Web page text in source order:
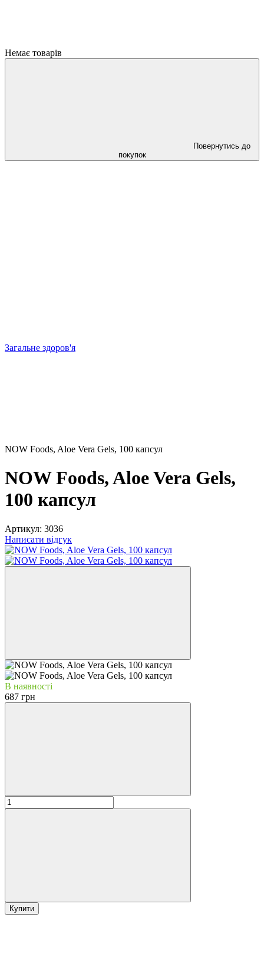
Немає товарів
Повернутись до
покупок
Загальне здоров'я
NOW Foods, Aloe Vera Gels, 100 капсул
NOW Foods, Aloe Vera Gels,
100 капсул
Артикул: 3036
Написати відгук
В наявності
687 грн
Купити